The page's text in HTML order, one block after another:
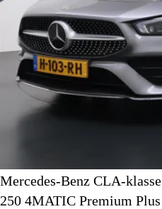
Mercedes-Benz CLA-klasse
250 4MATIC Premium Plus